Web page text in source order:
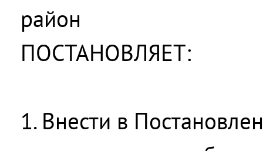
район
ПОСТАНОВЛЯЕТ:
1. Внести в